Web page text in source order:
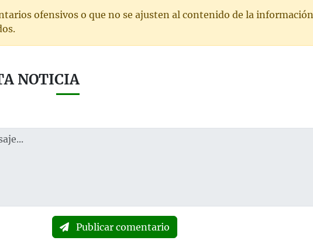
ofensivos o que no se ajusten al contenido de la información
NOTICIA
Publicar comentario